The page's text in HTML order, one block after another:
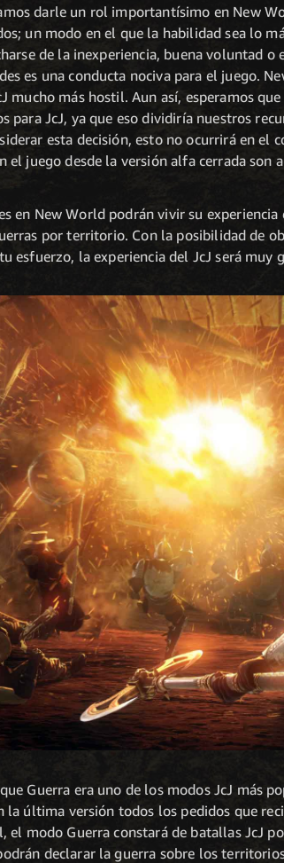
darle un rol importantísimo en New
un modo en el que la habilidad sea lo
de la inexperiencia, buena voluntad
es una conducta nociva para el juego.
mucho más hostil. Aun así, esperamos
para JcJ, ya que eso dividiría nuestros
esta decisión, esto no ocurrirá en el
el juego desde la versión alfa cerrada son
en New World podrán vivir su
por territorio. Con la posibilidad de
esfuerzo, la experiencia del JcJ será muy
Guerra era uno de los modos JcJ más
última versión todos los pedidos que
el modo Guerra constará de batallas JcJ
declarar la guerra sobre los